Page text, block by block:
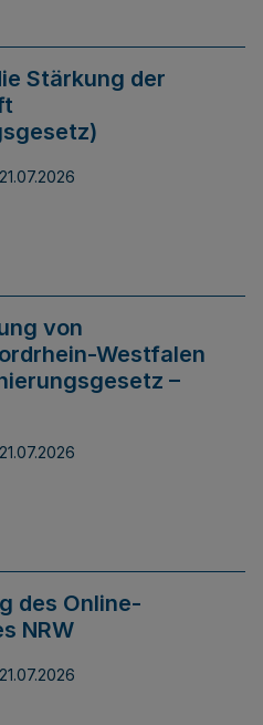
Stärkung der
21.07.2026
von
Westfalen
–
21.07.2026
des Online-
NRW
21.07.2026